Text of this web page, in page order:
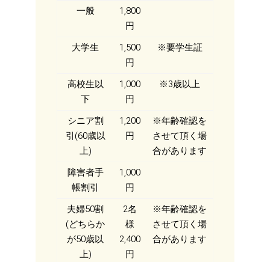
一般
1,800
円
大学生
1,500
円
※要学生証
高校生以
下
1,000
円
※3歳以上
シニア割
引(60歳以
上)
1,200
円
※年齢確認を
させて頂く場
合があります
障害者手
帳割引
1,000
円
夫婦50割
(どちらか
が50歳以
上)
2名
様
2,400
円
※年齢確認を
させて頂く場
合があります